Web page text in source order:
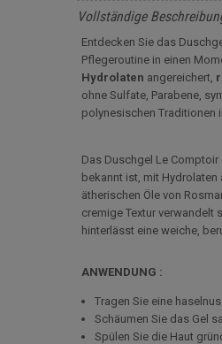
Vollständige
Entdecken Sie das
Pflegeroutine in einen
Hydrolaten angereichert,
ohne Sulfate, Parabene,
polynesischen Traditionen
Das Duschgel Le Comptoir
bekannt ist, mit Hydrolaten
ätherischen Öle von
cremige Textur verwandelt
hinterlässt eine weiche,
ANWENDUNG :
Tragen Sie eine
Schäumen Sie das Gel
Spülen Sie die Haut